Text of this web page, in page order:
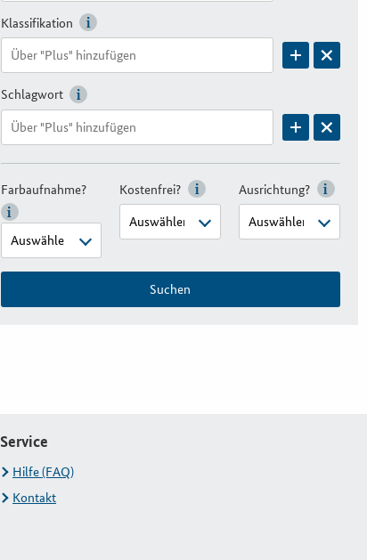
Klassifikation
Schlagwort
Farbaufnahme? Kostenfrei? Ausrichtung?
Suchen
Service
Hilfe (FAQ)
Kontakt